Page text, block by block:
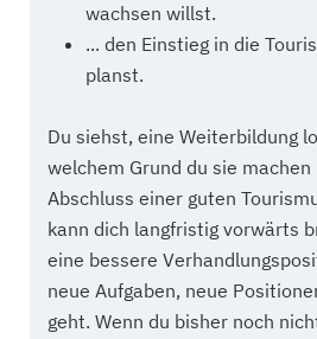
wachsen willst.
... den Einstieg in die
planst.
Du siehst, eine Weiterbildung
welchem Grund du sie
Abschluss einer guten
kann dich langfristig vorwärts
eine bessere
neue Aufgaben, neue
geht. Wenn du bisher noch